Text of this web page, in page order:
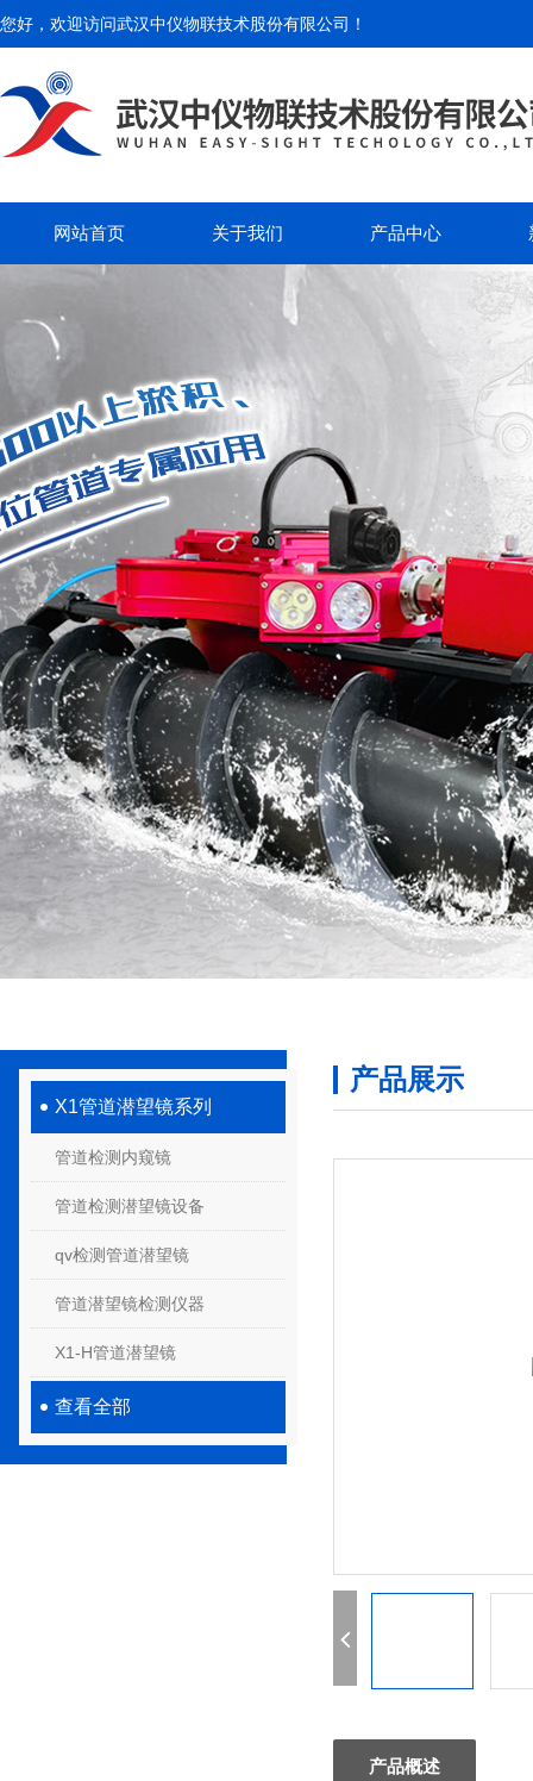
您好，欢迎访问武汉中仪物联技术股份有限公司 ！
网站首页 关于我们 产品中心
X1管道潜望镜系列
管道检测内窥镜
管道检测潜望镜设备
qv检测管道潜望镜
管道潜望镜检测仪器
X1-H管道潜望镜
查看全部
产品展示
产品概述